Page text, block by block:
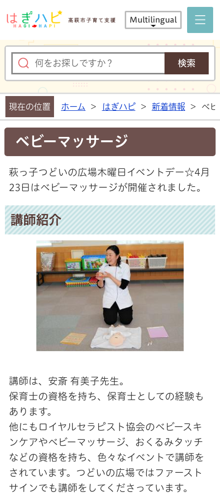
はぎハピ
Multilingual
現在の位置 ホーム > はぎハピ > 新着情報 > ベビ
ベビーマッサージ
萩っ子つどいの広場木曜日イベントデー☆4月
23日はベビーマッサージが開催されました。
講師紹介
講師は、安斎 有美子先生。
保育士の資格を持ち、保育士としての経験も
あります。
他にもロイヤルセラピスト協会のベビースキ
ンケアやベビーマッサージ、おくるみタッチ
などの資格を持ち、色々なイベントで講師を
されています。つどいの広場ではファースト
サインでも講師をしてくださっています。